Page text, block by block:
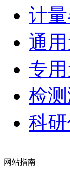
计
通
专
检
科
网站指南